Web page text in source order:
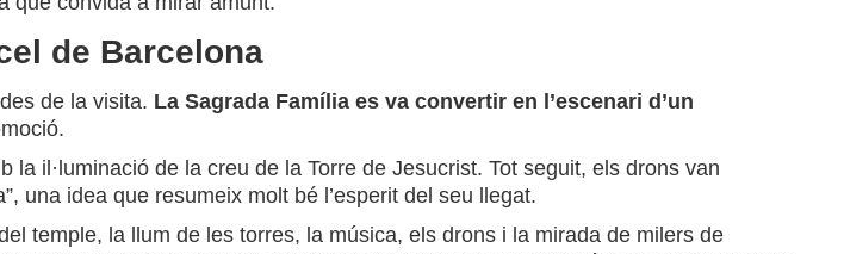
de Barcelona
de la visita. La Sagrada Família es va convertir en l’escenari d’un
il·luminació de la creu de la Torre de Jesucrist. Tot seguit, els drons van
una idea que resumeix molt bé l’esperit del seu llegat.
temple, la llum de les torres, la música, els drons i la mirada de milers de